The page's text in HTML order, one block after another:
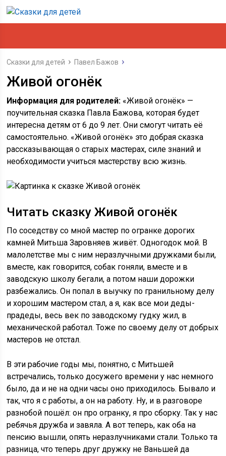
Сказки для детей Павел Бажов
Живой огонёк
Информация для родителей: «Живой огонёк» —
поучительная сказка Павла Бажова, которая будет
интересна детям от 6 до 9 лет. Они смогут читать её
самостоятельно. «Живой огонёк» это добрая сказка
рассказывающая о старых мастерах, силе знаний и
необходимости учиться мастерству всю жизнь.
Читать сказку Живой огонёк
По соседству со мной мастер по огранке дорогих
камней Митьша Заровняев живёт. Одногодок мой. В
малолетстве мы с ним неразлучными дружками были,
вместе, как говорится, собак гоняли, вместе и в
заводскую школу бегали, а потом наши дорожки
разбежались. Он попал в выучку по гранильному делу
и хорошим мастером стал, а я, как все мои деды-
прадеды, весь век по заводскому гудку жил, в
механической работал. Тоже по своему делу от добрых
мастеров не отстал.
В эти рабочие годы мы, понятно, с Митьшей
встречались, только досужего времени у нас немного
было, да и не на одни часы оно приходилось. Бывало и
так, что я с работы, а он на работу. Ну, и в разговоре
разнобой пошёл: он про огранку, я про сборку. Так у нас
ребячья дружба и завяла. А вот теперь, как оба на
пенсию вышли, опять неразлучниками стали. Только та
разница, что теперь друг дружку не Ваньшей да